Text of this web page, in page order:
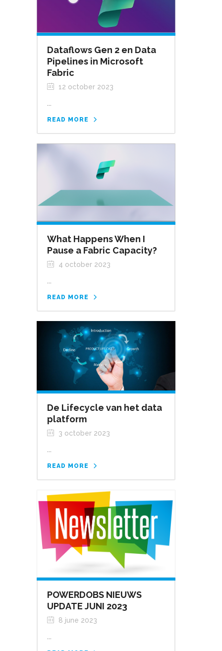
Dataflows Gen 2 en Data
Pipelines in Microsoft
Fabric
12 october 2023
READ MORE
What Happens When I
Pause a Fabric Capacity?
4 october 2023
...
READ MORE
De Lifecycle van het data
platform
3 october 2023
...
READ MORE
POWERDOBS NIEUWS
UPDATE JUNI 2023
8 june 2023